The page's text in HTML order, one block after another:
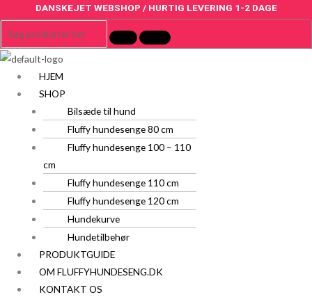
DANSKEJET WEBSHOP / HURTIG LEVERING 1-2 DAGE
HJEM
SHOP
Bilsæde til hund
Fluffy hundesenge 80 cm
Fluffy hundesenge 100 – 110
cm
Fluffy hundesenge 110 cm
Fluffy hundesenge 120 cm
Hundekurve
Hundetilbehør
PRODUKTGUIDE
OM FLUFFYHUNDESENG.DK
KONTAKT OS